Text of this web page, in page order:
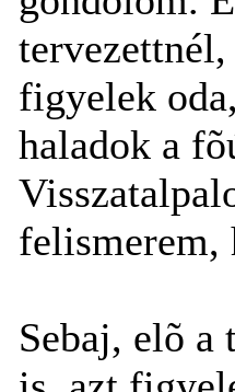
figyelek
haladok a
felismerem,
Sebaj, elõ a